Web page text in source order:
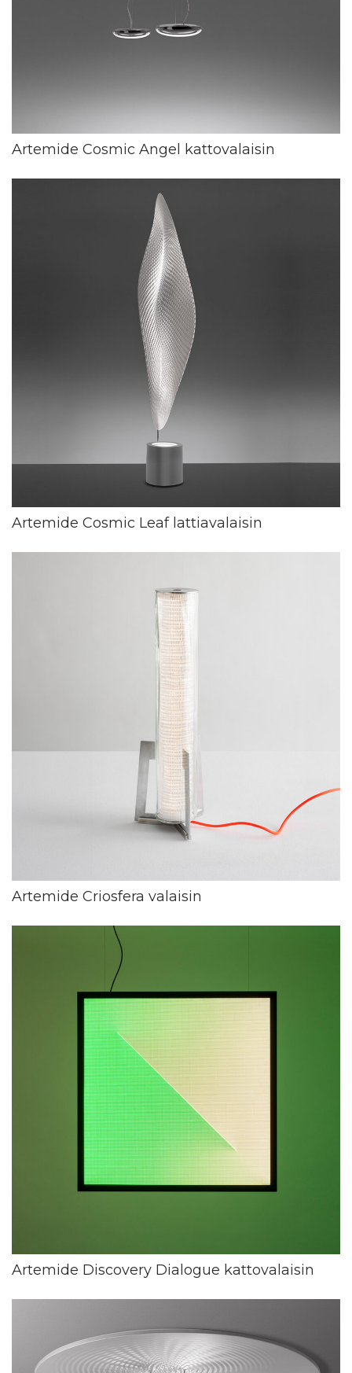
Artemide Cosmic Angel kattovalaisin
Artemide Cosmic Leaf lattiavalaisin
Artemide Criosfera valaisin
Artemide Discovery Dialogue kattovalaisin